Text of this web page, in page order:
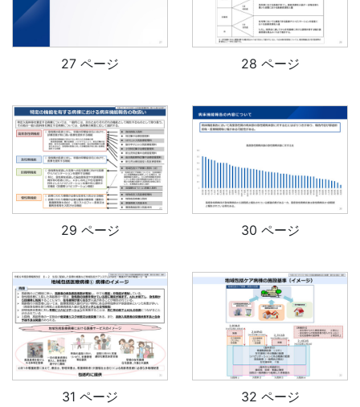
27 ページ 28 ページ
29 ページ 30 ページ
31 ページ 32 ページ